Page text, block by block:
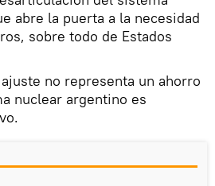
abre la puerta a la necesidad
sobre todo de Estados
no representa un ahorro
nuclear argentino es